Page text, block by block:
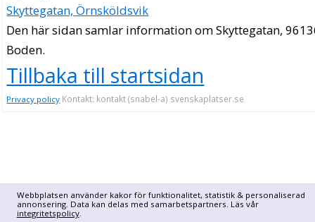
Webbplatsen använder kakor för funktionalitet, statistik & personaliserad
annonsering. Data kan delas med samarbetspartners. Läs vår
integritetspolicy.
Skyttegatan, Örnsköldsvik
Den här sidan samlar information om Skyttegatan,
Boden.
Tillbaka till startsidan
Privacy policy Kontakt: kontakt (snabel-a) svenskaplatser.se